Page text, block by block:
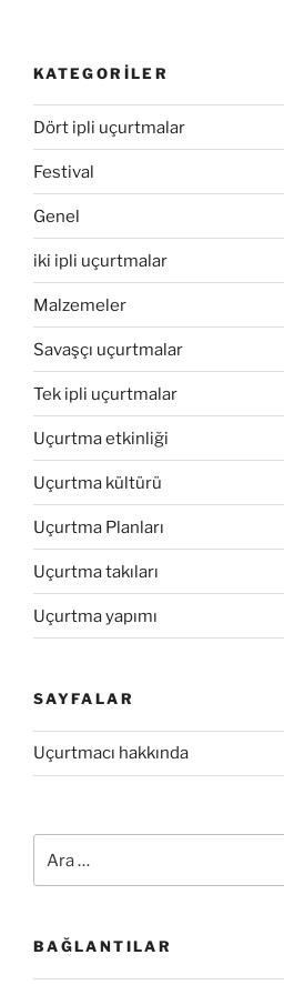
4
ipli
havalanırım.”
KATEGORILER
Dört ipli uçurtmalar
Festival
Genel
iki ipli uçurtmalar
Malzemeler
Savaşçı uçurtmalar
Tek ipli uçurtmalar
Uçurtma etkinliği
Uçurtma kültürü
Uçurtma Planları
Uçurtma takıları
Uçurtma yapımı
SAYFALAR
Uçurtmacı hakkında
BAĞLANTILAR